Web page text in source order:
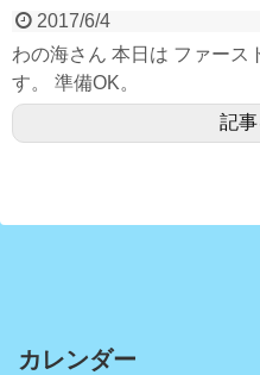
2017/6/4
わの海さん 本日は ファース
す。 準備OK。
記
カレンダー